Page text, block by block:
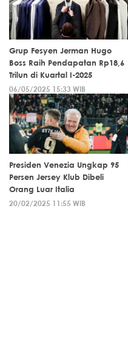
Grup Fesyen Jerman Hugo
Boss Raih Pendapatan Rp18,6
Trilun di Kuartal I-2025
06/05/2025 15:33 WIB
Presiden Venezia Ungkap 95
Persen Jersey Klub Dibeli
Orang Luar Italia
20/02/2025 11:55 WIB